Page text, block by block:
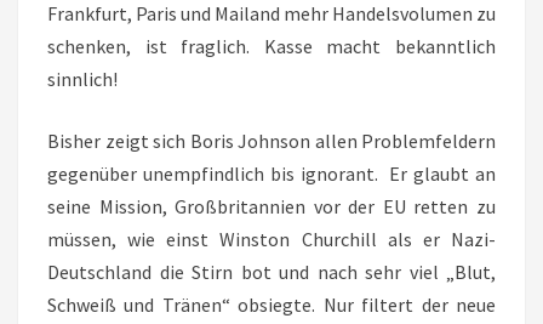
Frankfurt, Paris und Mailand mehr Handelsvolumen zu
schenken, ist fraglich. Kasse macht bekanntlich
sinnlich!
Bisher zeigt sich Boris Johnson allen Problemfeldern
gegenüber unempfindlich bis ignorant. Er glaubt an
seine Mission, Großbritannien vor der EU retten zu
müssen, wie einst Winston Churchill als er Nazi-
Deutschland die Stirn bot und nach sehr viel „Blut,
Schweiß und Tränen“ obsiegte. Nur filtert der neue